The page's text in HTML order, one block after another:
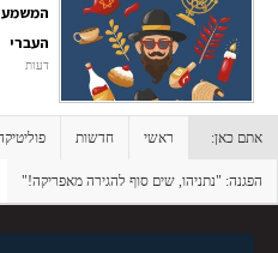
העברי
דעות
אתם כאן: ראשי חדשות
הפגנה: "נתניהו, שים סוף להגירה מאפריקה!"